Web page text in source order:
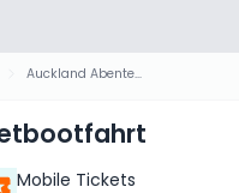
Auckland Abenteuer Jetbootfahrt
Mobile Tickets